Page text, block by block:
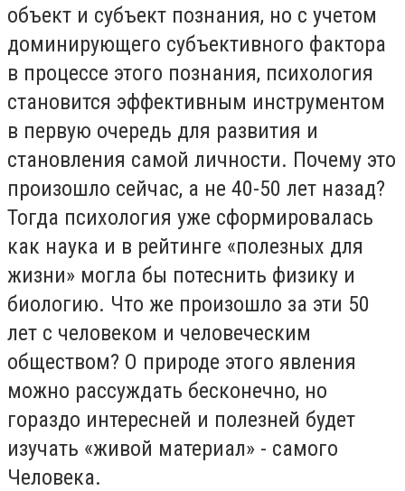
объект и субъект познания, но с учетом
доминирующего субъективного фактора
в процессе этого познания, психология
становится эффективным инструментом
в первую очередь для развития и
становления самой личности. Почему это
произошло сейчас, а не 40-50 лет назад?
Тогда психология уже сформировалась
как наука и в рейтинге «полезных для
жизни» могла бы потеснить физику и
биологию. Что же произошло за эти 50
лет с человеком и человеческим
обществом? О природе этого явления
можно рассуждать бесконечно, но
гораздо интересней и полезней будет
изучать «живой материал» - самого
Человека.